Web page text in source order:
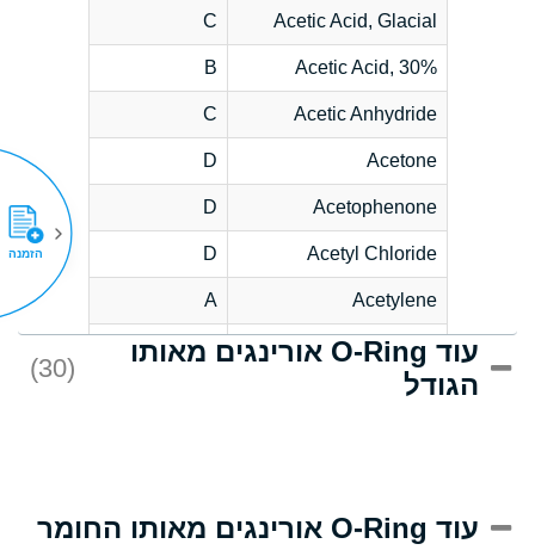
Acetic Acid, Glacial
C
Acetic Acid, 30%
B
Acetic Anhydride
C
Acetone
D
Acetophenone
D
Acetyl Chloride
D
Acetylene
A
Acrlylonitrile
D
Adipic Acid
(Aqueous)
עוד O-Ring אורינגים מאותו
הגודל
(30)
עוד O-Ring אורינגים מאותו החומר
הזמנה